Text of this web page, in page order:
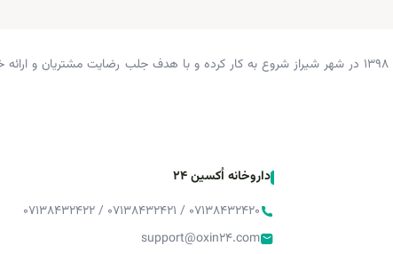
داروخانه دکتر زرگری (داروخانه اکسین) از اواخر مرداد ماه ۱۳۹۸ در شهر شیراز شروع به کار کرده و با هدف جلب رضایت
داروخانه اُکسین 24
۰۷۱۳۸۴۳۲۴۲۰ / ۰۷۱۳۸۴۳۲۴۲۱ / ۰۷۱۳۸۴۳۲۴۲۲
support@oxin24.com